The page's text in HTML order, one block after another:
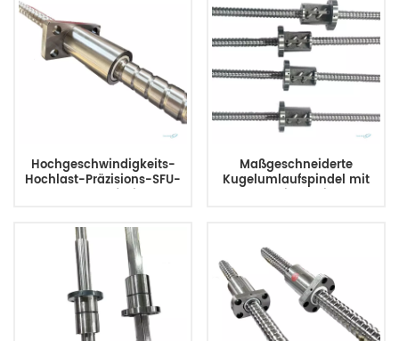
Hochgeschwindigkeits-
Hochlast-Präzisions-SFU-
Hersteller von
Kugelumlaufspindeln
Maßgeschneiderte
Kugelumlaufspindel mit